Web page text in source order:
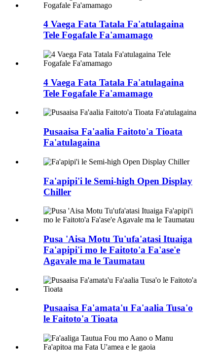
4 Vaega Fata Tatala Fa'atulagaina
Tele Fogafale Fa'amamago
4 Vaega Fata Tatala Fa'atulagaina
Tele Fogafale Fa'amamago
Pusaaisa Fa'aalia Faitoto'a Tioata
Fa'atulagaina
Fa'apipi'i le Semi-high Open Display
Chiller
Pusa 'Aisa Motu Tu'ufa'atasi Ituaiga
Fa'apipi'i mo le Faitoto'a Fa'ase'e
Agavale ma le Taumatau
Pusaaisa Fa'amata'u Fa'aalia Tusa'o
le Faitoto'a Tioata